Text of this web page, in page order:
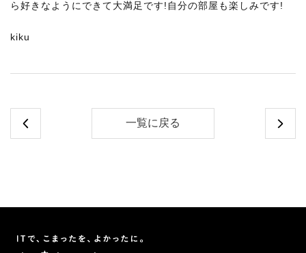
ら好きなようにできて大満足です!自分の部屋も楽しみです!
kiku
一覧に戻る